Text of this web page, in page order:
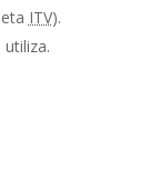
ITV).